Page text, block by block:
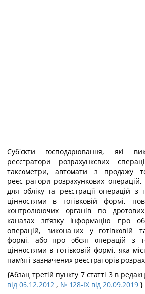
Суб'єкти господарювання, які
реєстратори розрахункових
таксометри, автомати з продажу
реєстратори розрахункових
для обліку та реєстрації операцій з
цінностями в готівковій формі,
контролюючих органів по
каналах зв’язку інформацію про
операцій, виконаних у готівковій
формі, або про обсяг операцій з
цінностями в готівковій формі, яка
пам’яті зазначених реєстраторів
{Абзац третій пункту 7 статті 3 в
від 06.12.2012 , № 128-IX від 20.09.2019 }